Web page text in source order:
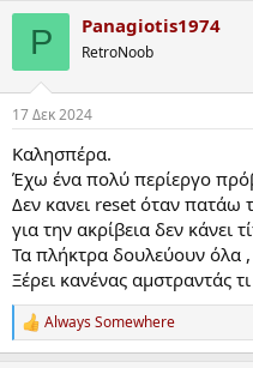
α
ρ
ξ
η
μ
ί
α
ς
ρ
η
έ
ν
α
ρ
η
ς
P Panagiotis1974
RetroNoob
17 Δεκ 2024
Καλησπέρα.
Έχω ένα πολύ περίεργο
Δεν κανει reset όταν
για την ακρίβεια δεν κάνει
Τα πλήκτρα δουλεύουν όλα ,
Ξέρει κανένας αμστραντάς
R
e
Always Somewhere